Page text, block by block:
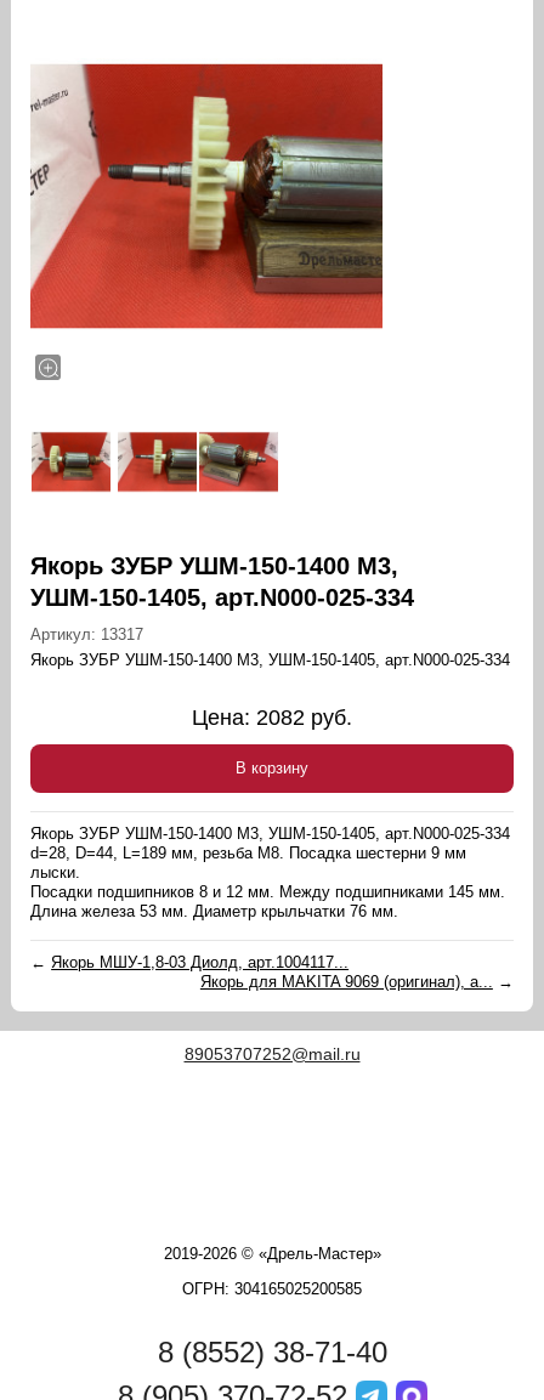
Якорь ЗУБР УШМ-150-1400 М3,
УШМ-150-1405, арт.N000-025-334
Артикул: 13317
Якорь ЗУБР УШМ-150-1400 М3, УШМ-150-1405, арт.N000-025-334
Цена: 2082 руб.
В корзину
Якорь ЗУБР УШМ-150-1400 М3, УШМ-150-1405, арт.N000-025-334
d=28, D=44, L=189 мм, резьба М8. Посадка шестерни 9 мм
лыски.
Посадки подшипников 8 и 12 мм. Между подшипниками 145 мм.
Длина железа 53 мм. Диаметр крыльчатки 76 мм.
←Якорь МШУ-1,8-03 Диолд, арт.1004117...
Якорь для MAKITA 9069 (оригинал), а... →
89053707252@mail.ru
2019-2026 © «Дрель-Мастер»
ОГРН: 304165025200585
8 (8552) 38-71-40